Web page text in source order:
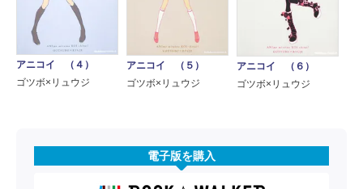
アニコイ （４）
ゴツボ×リュウジ
アニコイ （５）
ゴツボ×リュウジ
アニコイ （６）
ゴツボ×リュウジ
電子版を購入